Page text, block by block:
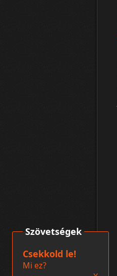
Szövetségek
Csekkold le!
Mi ez?